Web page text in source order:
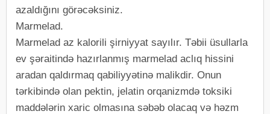
azaldığını görəcəksiniz.
Marmelad.
Marmelad az kalorili şirniyyat sayılır. Təbii üsullarla
ev şəraitində hazırlanmış marmelad aclıq hissini
aradan qaldırmaq qabiliyyətinə malikdir. Onun
tərkibində olan pektin, jelatin orqanizmdə toksiki
maddələrin xaric olmasına səbəb olacaq və həzm